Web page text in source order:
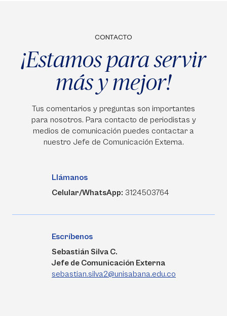
CONTACTO
¡Estamos para servir
más y mejor!
Tus comentarios y preguntas son importantes
para nosotros. Para contacto de periodistas y
medios de comunicación puedes contactar a
nuestro Jefe de Comunicación Externa.
Llámanos
Celular/WhatsApp: 3124503764
Escríbenos
Sebastián Silva C.
Jefe de Comunicación Externa
sebastian.silva2@unisabana.edu.co